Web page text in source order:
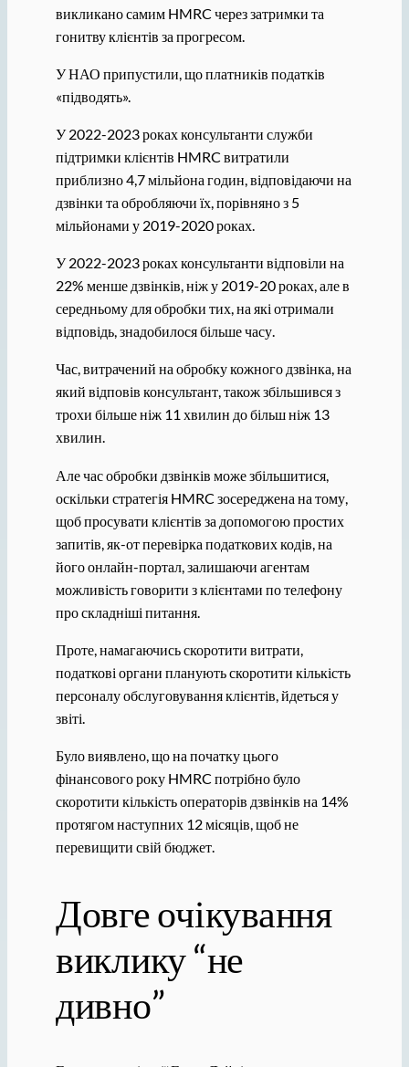
викликано самим HMRC через затримки та
гонитву клієнтів за прогресом.
У НАО припустили, що платників податків
«підводять».
У 2022-2023 роках консультанти служби
підтримки клієнтів HMRC витратили
приблизно 4,7 мільйона годин, відповідаючи на
дзвінки та обробляючи їх, порівняно з 5
мільйонами у 2019-2020 роках.
У 2022-2023 роках консультанти відповіли на
22% менше дзвінків, ніж у 2019-20 роках, але в
середньому для обробки тих, на які отримали
відповідь, знадобилося більше часу.
Час, витрачений на обробку кожного дзвінка, на
який відповів консультант, також збільшився з
трохи більше ніж 11 хвилин до більш ніж 13
хвилин.
Але час обробки дзвінків може збільшитися,
оскільки стратегія HMRC зосереджена на тому,
щоб просувати клієнтів за допомогою простих
запитів, як-от перевірка податкових кодів, на
його онлайн-портал, залишаючи агентам
можливість говорити з клієнтами по телефону
про складніші питання.
Проте, намагаючись скоротити витрати,
податкові органи планують скоротити кількість
персоналу обслуговування клієнтів, йдеться у
звіті.
Було виявлено, що на початку цього
фінансового року HMRC потрібно було
скоротити кількість операторів дзвінків на 14%
протягом наступних 12 місяців, щоб не
перевищити свій бюджет.
Довге очікування
виклику “не
дивно”